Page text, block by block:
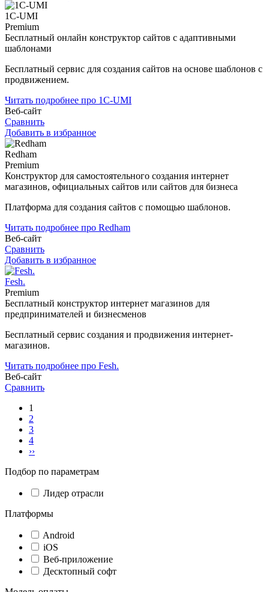
1С-UMI
Premium
Бесплатный онлайн конструктор сайтов с адаптивными
шаблонами
Бесплатный сервис для создания сайтов на основе шаблонов с
продвижением.
Читать подробнее про 1С-UMI
Веб-сайт
Сравнить
Добавить в избранное
Redham
Premium
Конструктор для самостоятельного создания интернет
магазинов, официальных сайтов или сайтов для бизнеса
Платформа для создания сайтов с помощью шаблонов.
Читать подробнее про Redham
Веб-сайт
Сравнить
Добавить в избранное
Fesh.
Premium
Бесплатный конструктор интернет магазинов для
предпринимателей и бизнесменов
Бесплатный сервис создания и продвижения интернет-
магазинов.
Читать подробнее про Fesh.
Веб-сайт
Сравнить
1
2
3
4
››
Подбор по параметрам
Лидер отрасли
Платформы
Android
iOS
Веб-приложение
Десктопный софт